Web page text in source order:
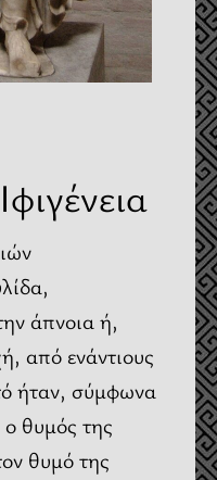
άπνοια ή,
από ενάντιους
ήταν, σύμφωνα
θυμός της
θυμό της